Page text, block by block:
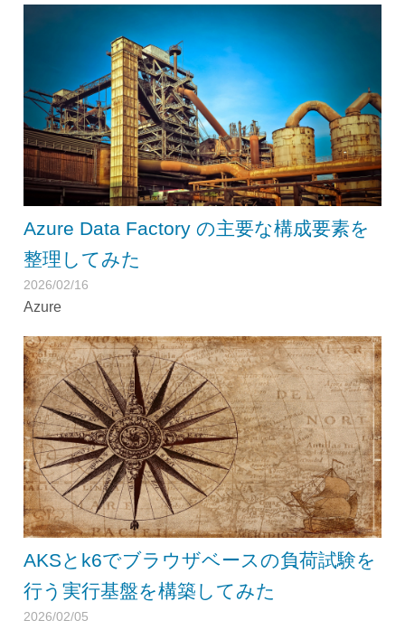
Azure Data Factory の主要な構成要素を
整理してみた
2026/02/16
Azure
AKSとk6でブラウザベースの負荷試験を
行う実行基盤を構築してみた
2026/02/05